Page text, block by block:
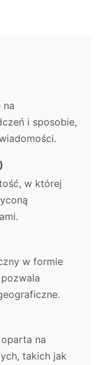
na
i sposobie,
w której
w formie
na
takich jak